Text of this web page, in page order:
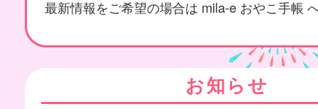
最新情報をご希望の場合は mila-e おやこ手帳
お知らせ